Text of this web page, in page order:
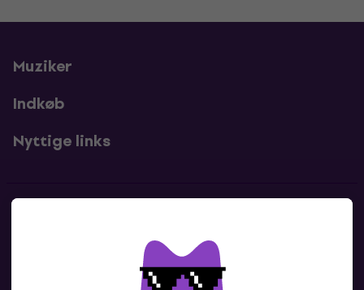
Muziker
Indkøb
Nyttige links
Kontakt os